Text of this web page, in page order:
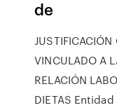
de
JUSTIFICACIÓN
VINCULADO A
RELACIÓN
DIETAS